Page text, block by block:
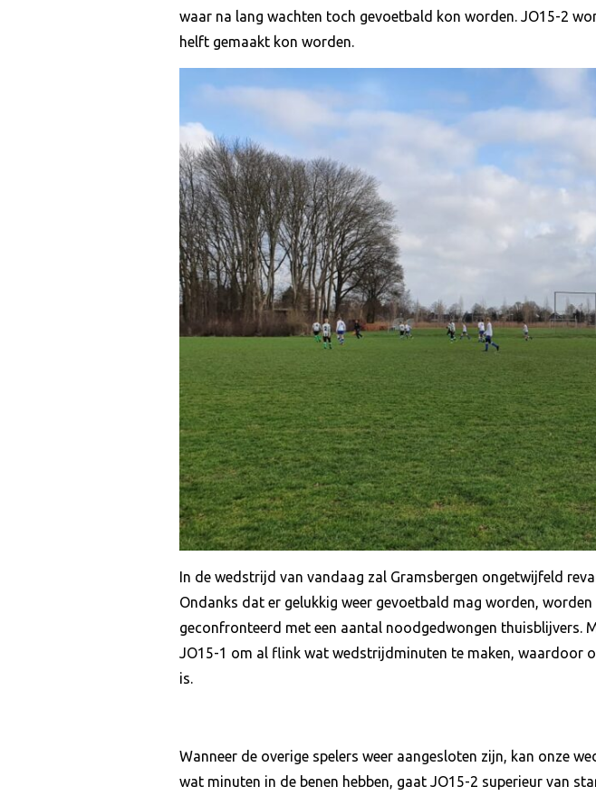
waar na lang wachten toch gevoetbald kon worden. JO15-2
helft gemaakt kon worden.
In de wedstrijd van vandaag zal Gramsbergen ongetwijfeld
Ondanks dat er gelukkig weer gevoetbald mag worden,
geconfronteerd met een aantal noodgedwongen thuisblijvers.
JO15-1 om al flink wat wedstrijdminuten te maken, waardoor
is.
Wanneer de overige spelers weer aangesloten zijn, kan onze
wat minuten in de benen hebben, gaat JO15-2 superieur van